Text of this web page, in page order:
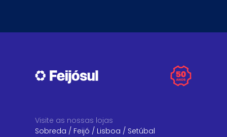
Visite as nossas lojas
Sobreda / Feijó / Lisboa / Setúbal